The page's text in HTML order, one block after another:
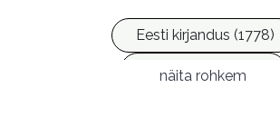
Eesti kirjandus (1778)
Ilukirjandus (4259)
näita rohkem